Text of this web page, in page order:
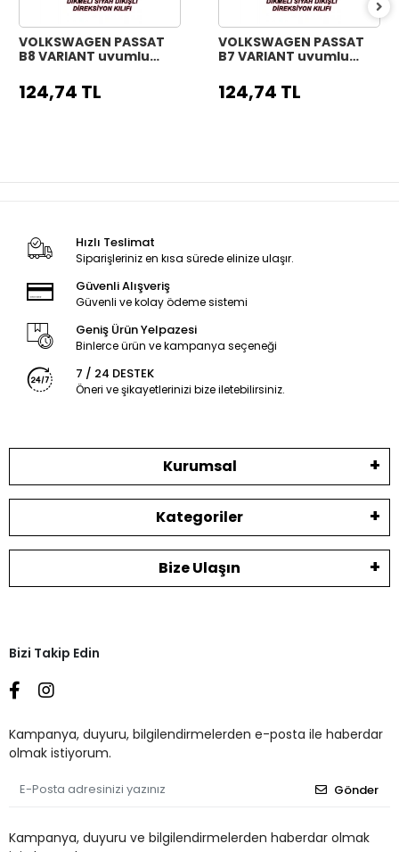
VOLKSWAGEN PASSAT
B8 VARIANT uyumlu
direksiyon kılıfı siyah
dikiş
124,74 TL
VOLKSWAGEN PASSAT
B7 VARIANT uyumlu
direksiyon kılıfı siyah
dikiş
124,74 TL
Hızlı Teslimat
Siparişleriniz en kısa sürede elinize ulaşır.
Güvenli Alışveriş
Güvenli ve kolay ödeme sistemi
Geniş Ürün Yelpazesi
Binlerce ürün ve kampanya seçeneği
7 / 24 DESTEK
Öneri ve şikayetlerinizi bize iletebilirsiniz.
Kurumsal
Kategoriler
Bize Ulaşın
Bizi Takip Edin
Kampanya, duyuru, bilgilendirmelerden e-posta ile haberdar
olmak istiyorum.
Gönder
Kampanya, duyuru ve bilgilendirmelerden haberdar olmak